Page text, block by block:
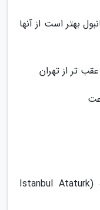
بهتر است از آنها
فرودگاه: فرودگاه بین المللی آتاتورک (Istanbul Ataturk